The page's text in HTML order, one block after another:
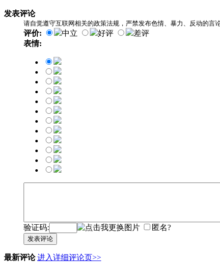
发表评论
请自觉遵守互联网相关的政策法规，严禁发布色情、暴力、反动的言
评价: 中立 好评
差评
表情:
验证码: 匿名?
发表评论
最新评论 进入详细评论页>>